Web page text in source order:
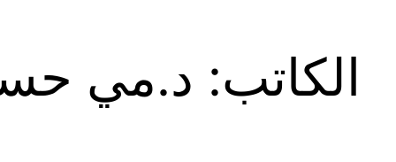
الكاتب: د.مي